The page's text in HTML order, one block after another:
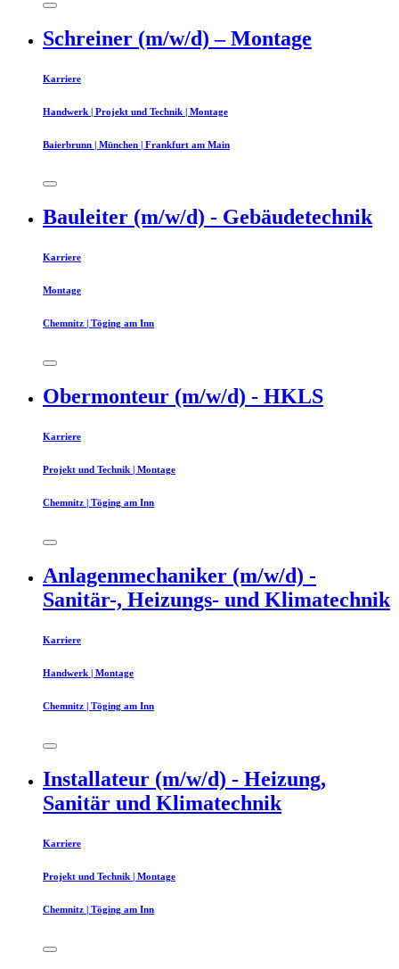
Schreiner (m/w/d) – Montage
Karriere
Handwerk | Projekt und Technik | Montage
Baierbrunn | München | Frankfurt am Main
Bauleiter (m/w/d) - Gebäudetechnik
Karriere
Montage
Chemnitz | Töging am Inn
Obermonteur (m/w/d) - HKLS
Karriere
Projekt und Technik | Montage
Chemnitz | Töging am Inn
Anlagenmechaniker (m/w/d) -
Sanitär-, Heizungs- und Klimatechnik
Karriere
Handwerk | Montage
Chemnitz | Töging am Inn
Installateur (m/w/d) - Heizung,
Sanitär und Klimatechnik
Karriere
Projekt und Technik | Montage
Chemnitz | Töging am Inn